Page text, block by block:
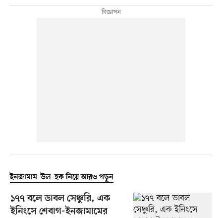
ইনজামাম–উল–হক নিয়ে আরও পড়ুন
১৭৭ বলে ডাবল সেঞ্চুরি, এক
ইনিংসে শেবাগ-ইনজামামের